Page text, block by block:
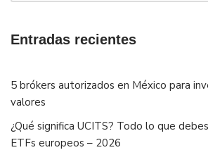
Entradas recientes
5 brókers autorizados en México para
valores
¿Qué significa UCITS? Todo lo que
ETFs europeos – 2026